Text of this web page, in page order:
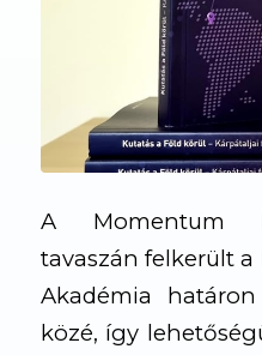
A Momentum
tavaszán felkerült
Akadémia
közé, így